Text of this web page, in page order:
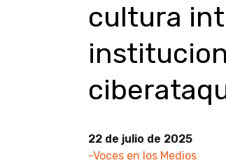
cultura
22 de julio de 2025
-Voces en los Medios